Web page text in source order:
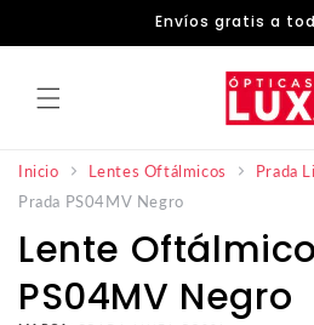
Envíos gratis a
Inicio Lentes Oftálmicos Prada
Prada PS04MV Negro
Lente
PS04MV Negro